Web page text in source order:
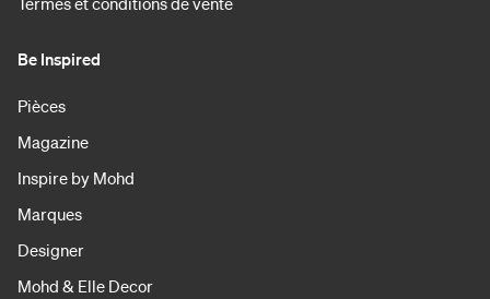
Be Inspired
Pièces
Magazine
Inspire by Mohd
Marques
Designer
Mohd & Elle Decor